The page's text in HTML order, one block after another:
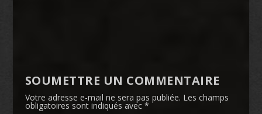
SOUMETTRE UN COMMENTAIRE
Votre adresse e-mail ne sera pas publiée. Les champs
obligatoires sont indiqués avec *